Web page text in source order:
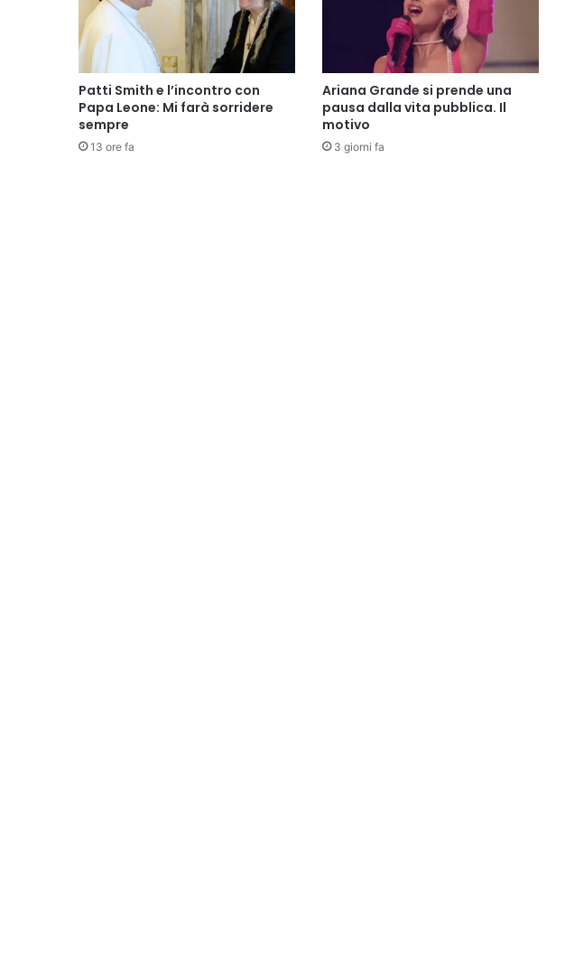
Patti Smith e l’incontro con
Papa Leone: Mi farà sorridere
sempre
13 ore fa
Ariana Grande si prende una
pausa dalla vita pubblica. Il
motivo
3 giorni fa